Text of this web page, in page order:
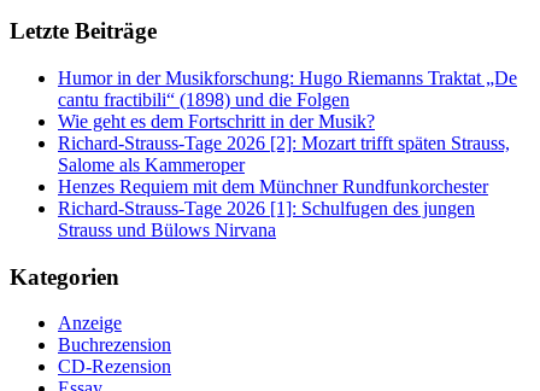
Letzte Beiträge
Humor in der Musikforschung: Hugo Riemanns Traktat „De
cantu fractibili“ (1898) und die Folgen
Wie geht es dem Fortschritt in der Musik?
Richard-Strauss-Tage 2026 [2]: Mozart trifft späten Strauss,
Salome als Kammeroper
Henzes Requiem mit dem Münchner Rundfunkorchester
Richard-Strauss-Tage 2026 [1]: Schulfugen des jungen
Strauss und Bülows Nirvana
Kategorien
Anzeige
Buchrezension
CD-Rezension